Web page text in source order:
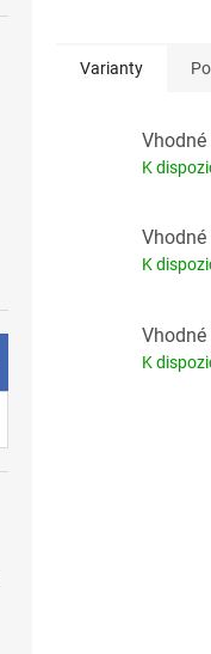
Varianty
Vhodné
K
Vhodné
K
Vhodné
K